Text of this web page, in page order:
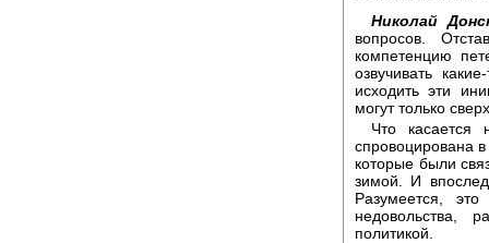
Николай
вопросов.
компетенцию
озвучивать
исходить эти
могут только
Что касается
спровоцирована
которые были
зимой. И
Разумеется,
недовольства,
политикой.